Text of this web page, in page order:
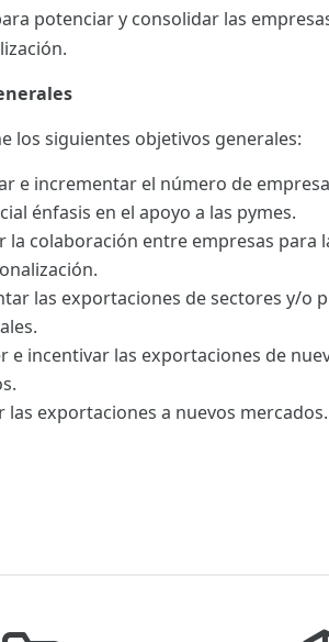
potenciar y consolidar las
los siguientes objetivos generales:
e incrementar el número de
énfasis en el apoyo a las pymes.
la colaboración entre empresas para
las exportaciones de sectores y/o
e incentivar las exportaciones de
las exportaciones a nuevos mercados.